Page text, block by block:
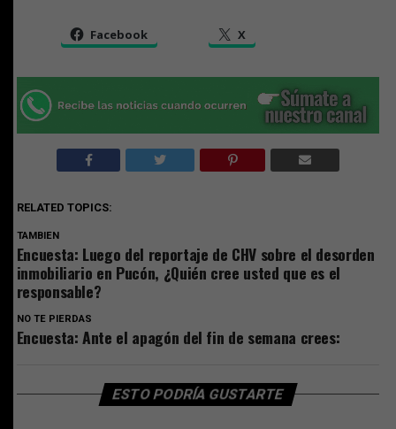
Facebook X
RELATED TOPICS:
TAMBIEN
Encuesta: Luego del reportaje de CHV sobre el desorden
inmobiliario en Pucón, ¿Quién cree usted que es el
responsable?
NO TE PIERDAS
Encuesta: Ante el apagón del fin de semana crees:
ESTO PODRÍA GUSTARTE